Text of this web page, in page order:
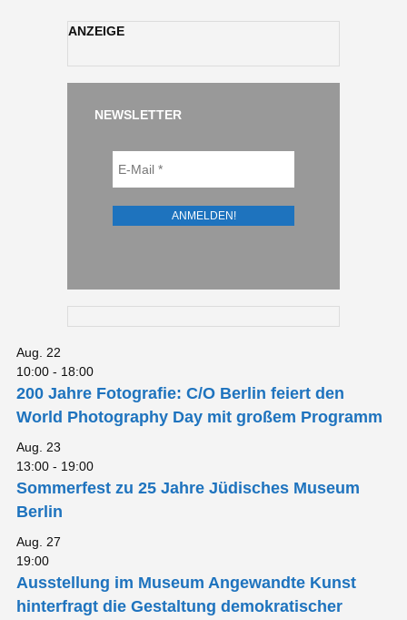
ANZEIGE
NEWSLETTER
Aug. 22
10:00 - 18:00
200 Jahre Fotografie: C/O Berlin feiert den
World Photography Day mit großem Programm
Aug. 23
13:00 - 19:00
Sommerfest zu 25 Jahre Jüdisches Museum
Berlin
Aug. 27
19:00
Ausstellung im Museum Angewandte Kunst
hinterfragt die Gestaltung demokratischer